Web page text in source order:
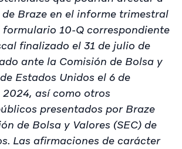
Braze en el informe trimestral
formulario 10-Q correspondiente
finalizado el 31 de julio de
ante la Comisión de Bolsa y
Estados Unidos el 6 de
2024, así como otros
presentados por Braze
de Bolsa y Valores (SEC) de
Las afirmaciones de carácter